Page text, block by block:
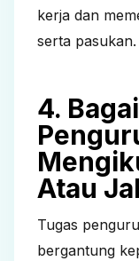
kerja dan
serta pasukan.
4.
Atau
Tugas
bergantung